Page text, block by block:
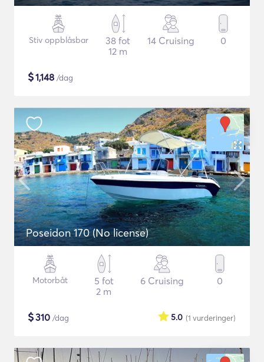
Stiv oppblåsbar
38 fot
12 m
14 Cruising 0
$1,148 /dag
Poseidon 170 (No license)
Motorbåt
5 fot
2 m
6 Cruising 0
$310 /dag (1 vurderinger)
5.0